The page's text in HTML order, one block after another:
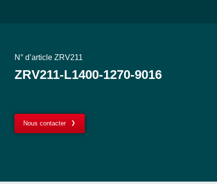
N° d’article ZRV211
ZRV211-L1400-1270-9016
Nous contacter